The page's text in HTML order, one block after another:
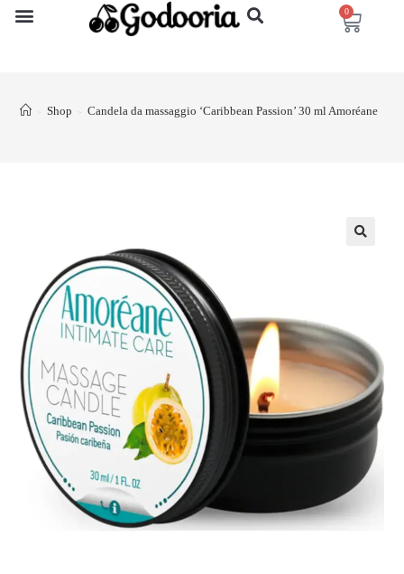
0
> Shop > Candela da massaggio ‘Caribbean Passion’ 30 ml Amoréane